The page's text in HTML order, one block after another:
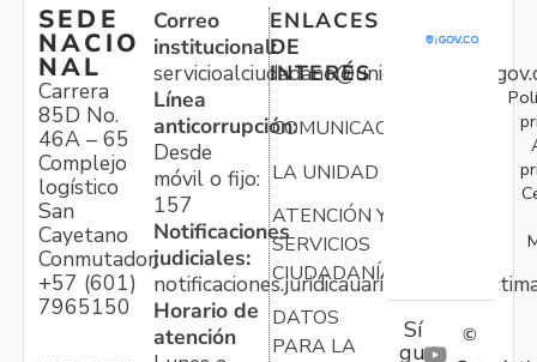
SEDE
NACIO
NAL
Carrera
85D No.
46A – 65
Complejo
logístico
San
Cayetano
Conmutador:
+57 (601)
7965150
Correo
institucional:
Línea
anticorrupción:
Desde
móvil o fijo:
157
Notificaciones
judiciales:
Horario de
atención
ENLACES
DE
INTERÉS
COMUNICACIONES
LA UNIDAD
ATENCIÓN Y
SERVICIOS
CIUDADANÍA
DATOS
PARA LA
Sí
gu
©